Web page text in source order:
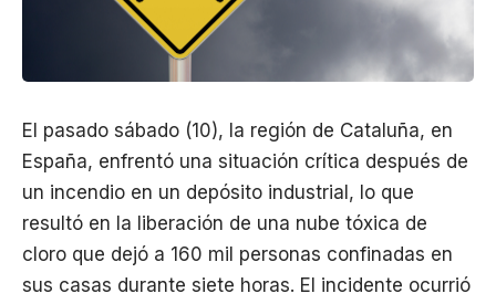
El pasado sábado (10), la región de Cataluña, en
España, enfrentó una situación crítica después de
un incendio en un depósito industrial, lo que
resultó en la liberación de una nube tóxica de
cloro que dejó a 160 mil personas confinadas en
sus casas durante siete horas. El incidente ocurrió